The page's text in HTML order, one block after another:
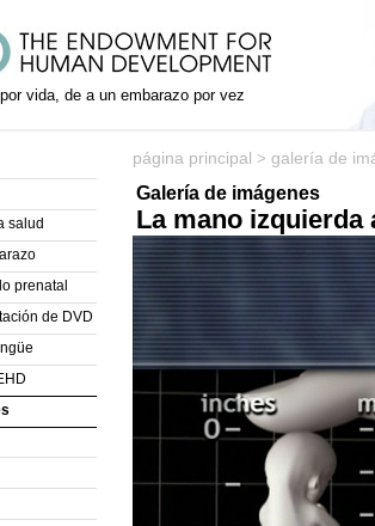
vida, de a un embarazo por vez
salud
prenatal
de DVD
página principal > galería de
Galería de imágenes
La mano izquierda